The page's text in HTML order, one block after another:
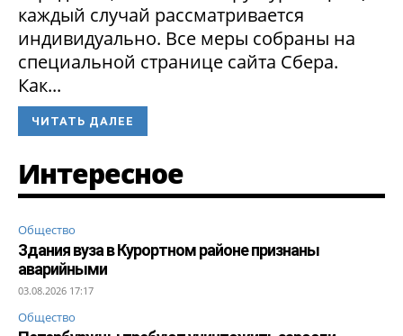
каждый случай рассматривается
индивидуально. Все меры собраны на
специальной странице сайта Сбера.
Как...
ЧИТАТЬ ДАЛЕЕ
Интересное
Общество
Здания вуза в Курортном районе признаны
аварийными
03.08.2026 17:17
Общество